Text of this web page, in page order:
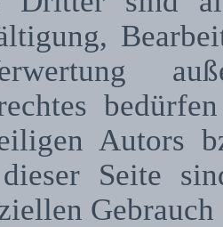
Autors
Seite
Gebrauch